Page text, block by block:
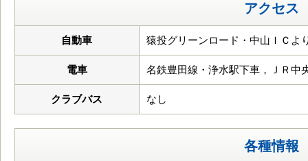
アクセス
自動車 猿投グリーンロード・中山ＩＣよ
電車 名鉄豊田線・浄水駅下車，ＪＲ中
クラブバス なし
各種情報